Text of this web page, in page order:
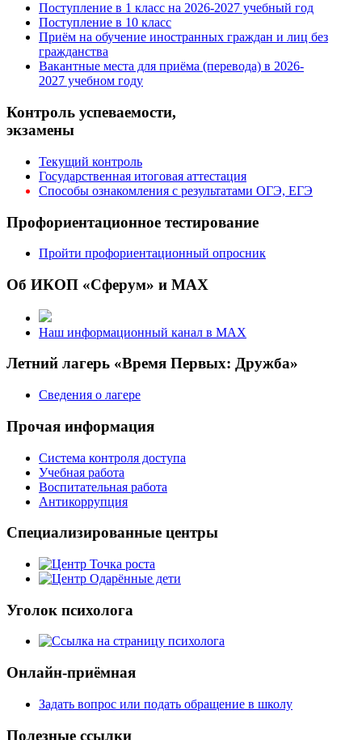
Поступление в 1 класс на 2026-2027 учебный год
Поступление в 10 класс
Приём на обучение иностранных граждан и лиц без
гражданства
Вакантные места для приёма (перевода) в 2026-
2027 учебном году
Контроль успеваемости,
экзамены
Текущий контроль
Государственная итоговая аттестация
Способы ознакомления с результатами ОГЭ, ЕГЭ
Профориентационное тестирование
Пройти профориентационный опросник
Об ИКОП «Сферум» и MAX
Наш информационный канал в MAX
Летний лагерь «Время Первых: Дружба»
Сведения о лагере
Прочая информация
Система контроля доступа
Учебная работа
Воспитательная работа
Антикоррупция
Специализированные центры
Уголок психолога
Онлайн-приёмная
Задать вопрос или подать обращение в школу
Полезные ссылки